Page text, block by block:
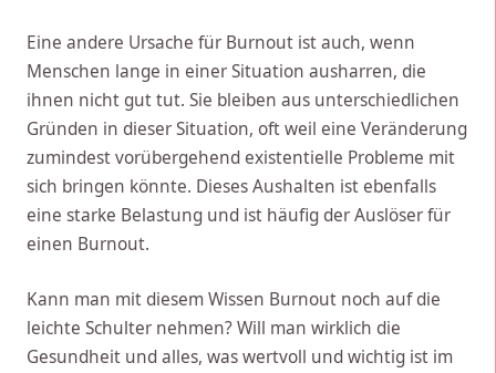
Eine andere Ursache für Burnout ist auch, wenn
Menschen lange in einer Situation ausharren, die
ihnen nicht gut tut. Sie bleiben aus unterschiedlichen
Gründen in dieser Situation, oft weil eine Veränderung
zumindest vorübergehend existentielle Probleme mit
sich bringen könnte. Dieses Aushalten ist ebenfalls
eine starke Belastung und ist häufig der Auslöser für
einen Burnout.
Kann man mit diesem Wissen Burnout noch auf die
leichte Schulter nehmen? Will man wirklich die
Gesundheit und alles, was wertvoll und wichtig ist im